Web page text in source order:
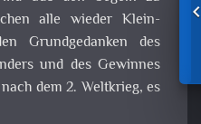
alle wieder Klein-
Grundgedanken des
und des Gewinnes
dem 2. Weltkrieg, es